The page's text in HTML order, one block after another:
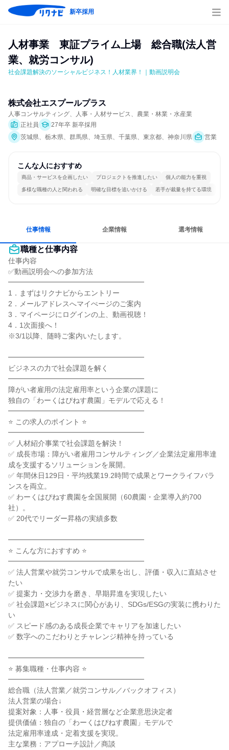
新卒採用
人材事業　東証プライム上場　総合職(法人営
業、就労コンサル)
社会課題解決のソーシャルビジネス！人材業界！｜動画説明会
株式会社エスプールプラス
人事コンサルティング、人事・人材サービス、農業・林業・水産業
正社員
27年卒 新卒採用
茨城県、栃木県、群馬県、埼玉県、千葉県、東京都、神奈川県
営業
こんな人におすすめ
商品・サービスを企画したい プロジェクトを推進したい 個人の能力を重視
多様な職種の人と関われる 明確な目標を追いかける 若手が裁量を持てる環境
仕事情報 企業情報 選考情報
職種と仕事内容
仕事内容
✅動画説明会への参加方法
━━━━━━━━━━━━━━━━━━━
1．まずはリクナビからエントリー
2．メールアドレスへマイぺージのご案内
3．マイページにログインの上、動画視聴！
4．1次面接へ！
※3/1以降、随時ご案内いたします。
━━━━━━━━━━━━━━━━━━━
ビジネスの力で社会課題を解く
━━━━━━━━━━━━━━━━━━━
障がい者雇用の法定雇用率という企業の課題に
独自の「わーくはぴねす農園」モデルで応える！
━━━━━━━━━━━━━━━━━━━
⭐ この求人のポイント ⭐
━━━━━━━━━━━━━━━━━━━
✅ 人材紹介事業で社会課題を解決！
✅ 成長市場：障がい者雇用コンサルティング／企業法定雇用率達
成を支援するソリューションを展開。
✅ 年間休日129日・平均残業19.2時間で成果とワークライフバラ
ンスを両立。
✅ わーくはぴねす農園を全国展開（60農園・企業導入約700
社）。
✅ 20代でリーダー昇格の実績多数
━━━━━━━━━━━━━━━━━━━
⭐ こんな方におすすめ ⭐
━━━━━━━━━━━━━━━━━━━
✅ 法人営業や就労コンサルで成果を出し、評価・収入に直結させ
たい
✅ 提案力・交渉力を磨き、早期昇進を実現したい
✅ 社会課題×ビジネスに関心があり、SDGs/ESGの実装に携わりた
い
✅ スピード感のある成長企業でキャリアを加速したい
✅ 数字へのこだわりとチャレンジ精神を持っている
━━━━━━━━━━━━━━━━━━━
⭐ 募集職種・仕事内容 ⭐
━━━━━━━━━━━━━━━━━━━
総合職（法人営業／就労コンサル／バックオフィス）
法人営業の場合↓
提案対象：人事・役員・経営層など企業意思決定者
提供価値：独自の「わーくはぴねす農園」モデルで
法定雇用率達成・定着支援を実現。
主な業務：アプローチ設計／商談